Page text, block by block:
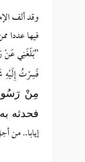
فيها عددا
"بَلَغَنِي
فَسِرْتُ إِلَيْهِ
مِنْ
فحدثه
إيابا.. من